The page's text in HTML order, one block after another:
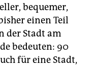
bequemer,
einen Teil
der Stadt am
bedeuten: 90
für eine Stadt,